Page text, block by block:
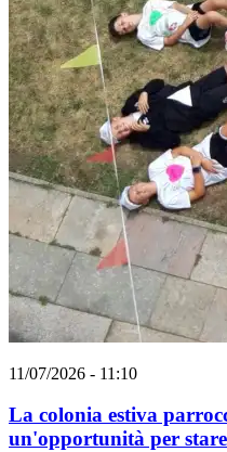
11/07/2026 - 11:10
La colonia estiva
un'opportunità per